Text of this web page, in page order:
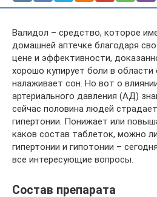
Валидол – средство, которое
домашней аптечке благодаря
цене и эффективности,
хорошо купирует боли в области
налаживает сон. Но вот о
артериального давления (АД)
сейчас половина людей
гипертонии. Понижает или
каков состав таблеток, можно
гипертонии и гипотонии –
все интересующие вопросы.
Состав препарата